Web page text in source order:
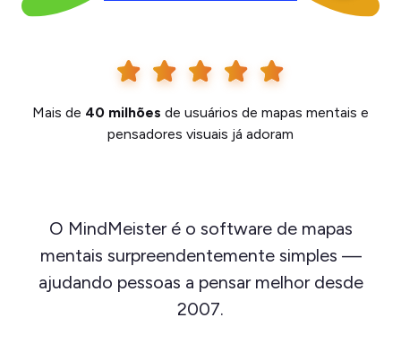
Mais de 40 milhões de usuários de mapas mentais e
pensadores visuais já adoram
O MindMeister é o software de mapas
mentais surpreendentemente simples —
ajudando pessoas a pensar melhor desde
2007.